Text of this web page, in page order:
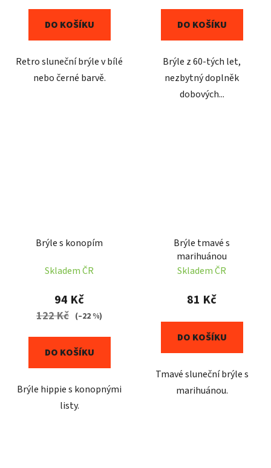
DO KOŠÍKU
Retro sluneční brýle v bílé
nebo černé barvě.
DO KOŠÍKU
Brýle z 60-tých let,
nezbytný doplněk
dobových...
Brýle s konopím
Skladem ČR
94 Kč
122 Kč (–22 %)
DO KOŠÍKU
Brýle hippie s konopnými
listy.
Brýle tmavé s
marihuánou
Skladem ČR
81 Kč
DO KOŠÍKU
Tmavé sluneční brýle s
marihuánou.